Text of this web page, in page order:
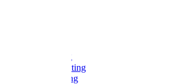
Voetketting
Scheepsketting
Victorketting